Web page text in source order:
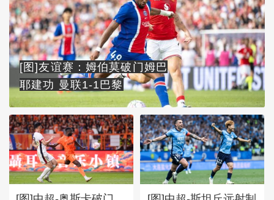
[图]友谊赛：姆伯莫破门姆巴
耶建功 曼联1-1巴黎